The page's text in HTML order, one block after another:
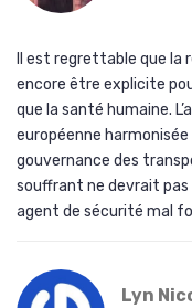
Il est regrettable que
encore être explicite
que la santé humaine.
européenne
gouvernance des
souffrant ne devrait
agent de sécurité mal
Lyn